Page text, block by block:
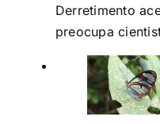
Derretimento
preocupa